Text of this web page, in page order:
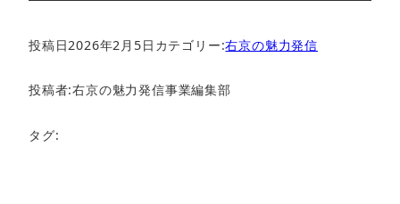
投稿日2026年2月5日 カテゴリー:右京の魅力発信
投稿者:右京の魅力発信事業編集部
タグ: